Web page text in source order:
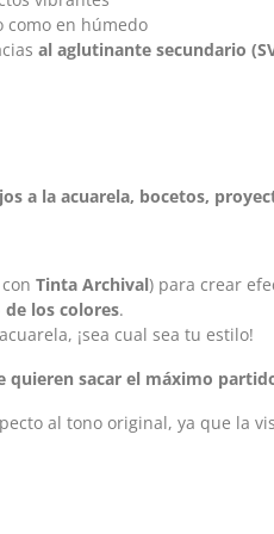
como en húmedo
al aglutinante secundario
a la acuarela, bocetos,
Tinta Archival) para crear
los colores.
¡sea cual sea tu estilo!
sacar el máximo
al tono original, ya que la